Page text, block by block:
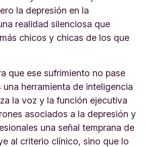
la depresión en la
realidad silenciosa que
chicos y chicas de los que
que ese sufrimiento no pase
una herramienta de inteligencia
la voz y la función ejecutiva
asociados a la depresión y
una señal temprana de
al criterio clínico, sino que lo